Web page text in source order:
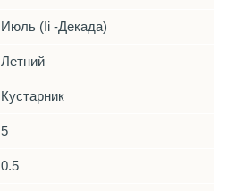
Июль (Ii -Декада)
Летний
Кустарник
5
0.5